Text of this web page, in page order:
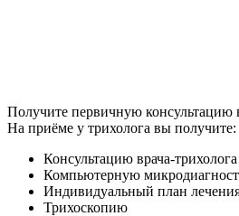
Получите первичную консультацию
На приёме у трихолога вы получите:
Консультацию врача-трихолога
Компьютерную
Индивидуальный план
Трихоскопию